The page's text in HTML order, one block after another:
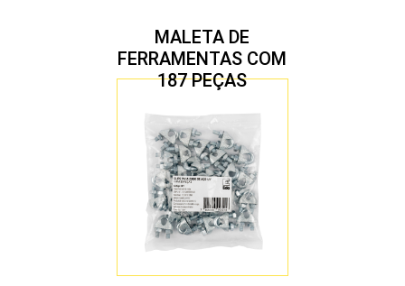
MALETA DE
FERRAMENTAS COM
187 PEÇAS